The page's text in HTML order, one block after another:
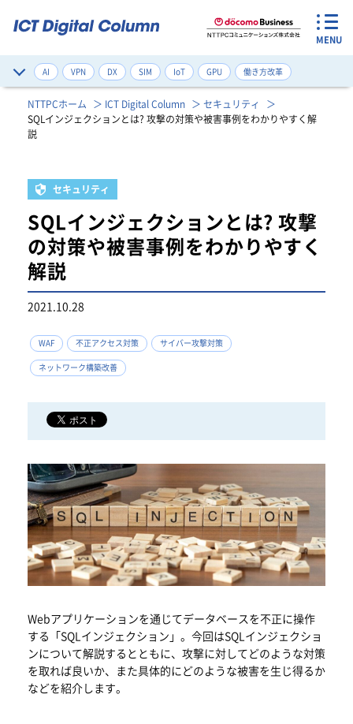
MENU
AI VPN DX SIM IoT GPU 働き方改革
サイバー攻撃対策 デジタルツイン ネットワーク構築改善
ゼロトラスト 健康管理 注目のワード一覧
NTTPCホーム ICT Digital Column
セキュリティ
SQLインジェクションとは? 攻撃の対策や被害事例をわかりやすく解
説
セキュリティ
SQLインジェクションとは? 攻撃
の対策や被害事例をわかりやすく
解説
2021.10.28
WAF 不正アクセス対策 サイバー攻撃対策
ネットワーク構築改善
Webアプリケーションを通じてデータベースを不正に操作
する「SQLインジェクション」。今回はSQLインジェクショ
ンについて解説するとともに、攻撃に対してどのような対策
を取れば良いか、また具体的にどのような被害を生じ得るか
などを紹介します。